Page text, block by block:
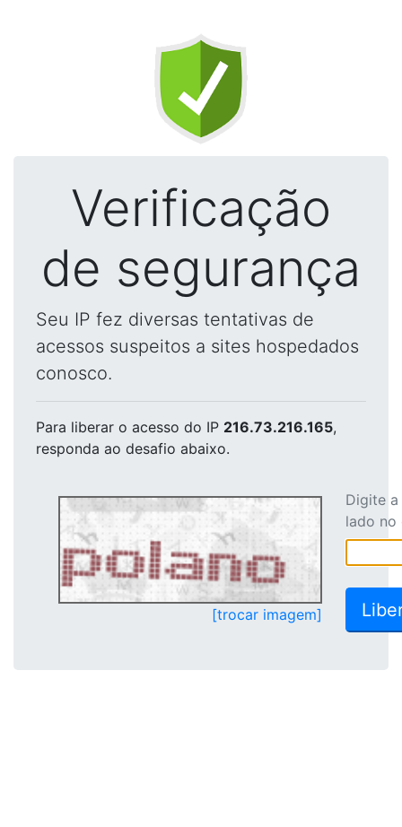
Verificação
de segurança
Seu IP fez diversas tentativas de
acessos suspeitos a sites hospedados
conosco.
Para liberar o acesso do IP 216.73.216.165,
responda ao desafio abaixo.
[trocar imagem]
Digite
lado no